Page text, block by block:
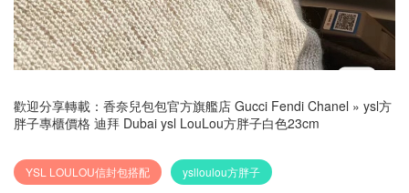
歡迎分享轉載： 香奈兒包包官方旗艦店 Gucci Fendi Chanel » ysl方
胖子專櫃價格 迪拜 Dubai ysl LouLou方胖子白色23cm
YSL LOULOU信封包搭配 yslloulou方胖子